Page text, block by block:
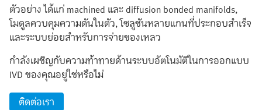
ตัวอย่าง ได้แก่ machined และ diffusion bonded manifolds,
โมดูลควบคุมความดันในตัว, โซลูชันหลายแกนที่ประกอบสำเร็จ
และระบบย่อยสำหรับการจ่ายของเหลว
กำลังเผชิญกับความท้าทายด้านระบบอัตโนมัติในการออกแบบ
IVD ของคุณอยู่ใช่หรือไม่
ติดต่อเรา